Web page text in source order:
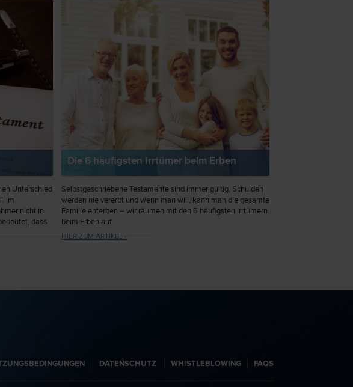
Unterschied
Im
nicht in
dass
Die 6 häufigsten Irrtümer beim Erben
Selbstgeschriebene Testamente sind immer gültig, Schulden
werden nie vererbt und wenn man will, kann man die gesamte
Familie enterben – wir räumen mit den 6 häufigsten Irrtümern
beim Erben auf.
HIER ZUM ARTIKEL ›
DATENSCHUTZ WHISTLEBLOWING FAQS